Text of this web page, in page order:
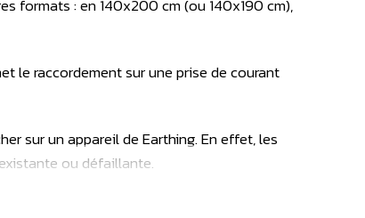
formats : en 140x200 cm (ou 140x190 cm),
le raccordement sur une prise de courant
sur un appareil de Earthing. En effet, les
ou défaillante.
(Disponible dans cette rubrique Earthing ou